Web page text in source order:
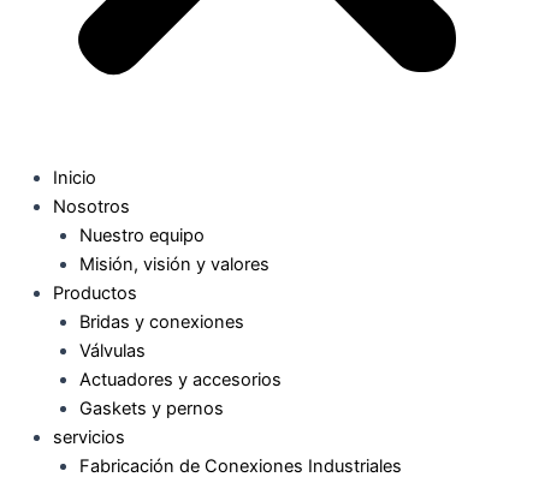
Inicio
Nosotros
Nuestro equipo
Misión, visión y valores
Productos
Bridas y conexiones
Válvulas
Actuadores y accesorios
Gaskets y pernos
servicios
Fabricación de Conexiones Industriales